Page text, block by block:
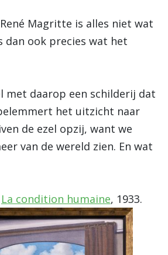
Magritte is alles niet wat
dan ook precies wat het
met daarop een schilderij dat
het uitzicht naar
de ezel opzij, want we
van de wereld zien. En wat
La condition humaine, 1933.